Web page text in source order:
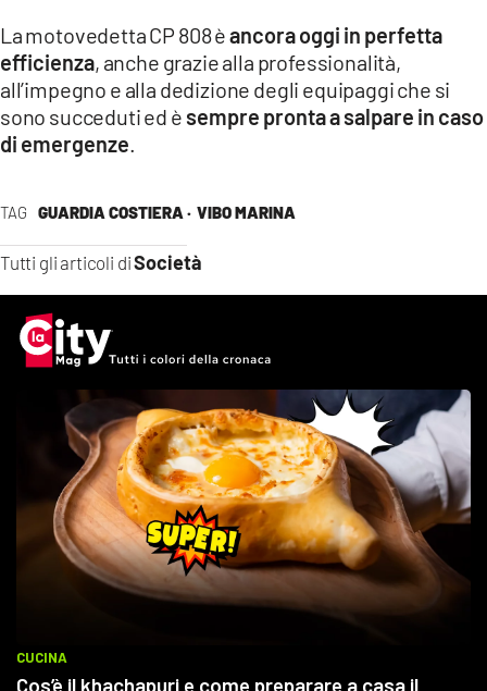
TAG GUARDIA COSTIERA · VIBO MARINA
Tutti gli articoli diSocietà
La motovedetta CP 808 èancora oggi in perfetta
efficienza, anche grazie alla professionalità,
all’impegno e alla dedizione degli equipaggi che si
sono succeduti ed è sempre pronta a salpare in caso
di emergenze.